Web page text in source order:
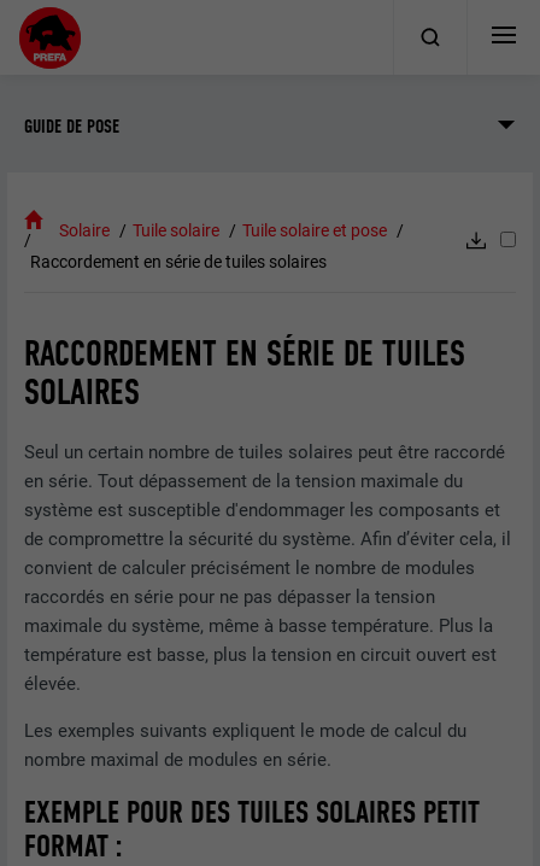
GUIDE DE POSE
Solaire Tuile solaire
Tuile solaire et pose
Raccordement en série de tuiles solaires
RACCORDEMENT EN SÉRIE DE TUILES
SOLAIRES
Seul un certain nombre de tuiles solaires peut être raccordé
en série. Tout dépassement de la tension maximale du
système est susceptible d'endommager les composants et
de compromettre la sécurité du système. Afin d’éviter cela, il
convient de calculer précisément le nombre de modules
raccordés en série pour ne pas dépasser la tension
maximale du système, même à basse température. Plus la
température est basse, plus la tension en circuit ouvert est
élevée.
Les exemples suivants expliquent le mode de calcul du
nombre maximal de modules en série.
EXEMPLE POUR DES TUILES SOLAIRES PETIT
FORMAT :